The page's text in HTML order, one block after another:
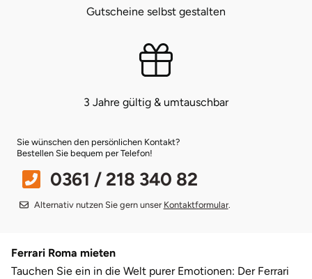
Gutscheine selbst gestalten
3 Jahre gültig & umtauschbar
Sie wünschen den persönlichen Kontakt?
Bestellen Sie bequem per Telefon!
0361 / 218 340 82
Alternativ nutzen Sie gern unser Kontaktformular.
Ferrari Roma mieten
Tauchen Sie ein in die Welt purer Emotionen: Der Ferrari
Calw
Chemnitz
Cloppenburg
Pirna
Riesa
Ruhrgebiet
Unterwellenborn
Weimar
Weißenfels